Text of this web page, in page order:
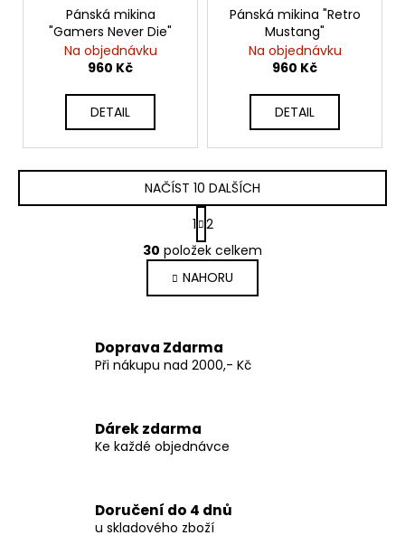
Pánská mikina
"Gamers Never Die"
Na objednávku
960 Kč
DETAIL
Pánská mikina "Retro
Mustang"
Na objednávku
960 Kč
DETAIL
O
v
l
á
a
c
v
v
ý
p
NAČÍST 10 DALŠÍCH
S
t
r
á
n
k
á
n
1 2
30 položek celkem
NAHORU
Doprava Zdarma
Při nákupu nad 2000,- Kč
Dárek zdarma
Ke každé objednávce
Doručení do 4 dnů
u skladového zboží